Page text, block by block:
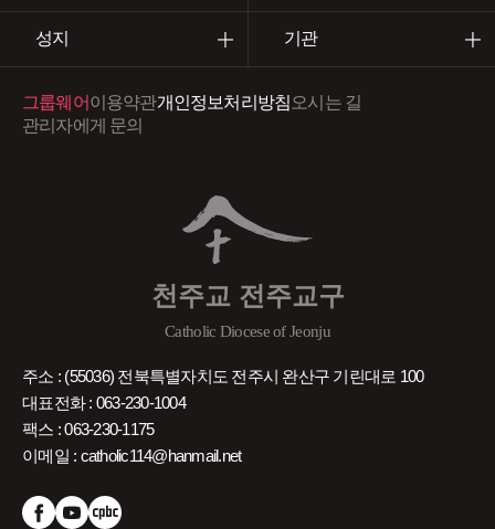
성지 기관
천주교 전주교구
Catholic Diocese of Jeonju
그룹웨어이용약관개인정보처리방침오시는 길
관리자에게 문의
주소 : (55036) 전북특별자치도 전주시 완산구 기린대로 100
대표전화 : 063-230-1004
팩스 : 063-230-1175
이메일 : catholic114@hanmail.net